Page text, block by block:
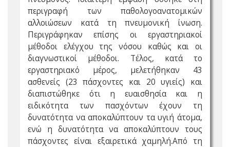
περιγραφή των παθολογοανατομικών
αλλοιώσεων κατά τη πνευμονική ίνωση.
Περιγράφηκαν επίσης οι εργαστηριακοί
μέθοδοι ελέγχου της νόσου καθώς και οι
διαγνωστικοί μέθοδοι. Τέλος, κατά το
εργαστηριακό μέρος, μελετήθηκαν 43
ασθενείς (23 πάσχοντες και 20 υγιείς) και
διαπιστώθηκε ότι η ευαισθησία και η
ειδικότητα των πασχόντων έχουν τη
δυνατότητα να αποκαλύπτουν τα υγιή άτομα,
ενώ η δυνατότητα να αποκαλύπτουν τους
πάσχοντες είναι εξαιρετικά χαμηλή.Από τη